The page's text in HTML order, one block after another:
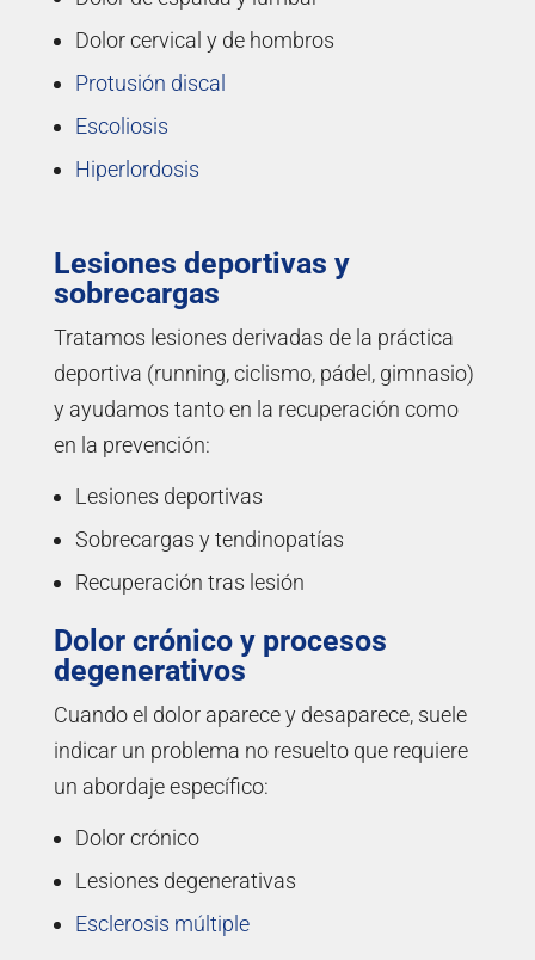
Dolor cervical y de hombros
Protusión discal
Escoliosis
Hiperlordosis
Lesiones deportivas y
sobrecargas
Tratamos lesiones derivadas de la práctica
deportiva (running, ciclismo, pádel, gimnasio)
y ayudamos tanto en la recuperación como
en la prevención:
Lesiones deportivas
Sobrecargas y tendinopatías
Recuperación tras lesión
Dolor crónico y procesos
degenerativos
Cuando el dolor aparece y desaparece, suele
indicar un problema no resuelto que requiere
un abordaje específico:
Dolor crónico
Lesiones degenerativas
Esclerosis múltiple